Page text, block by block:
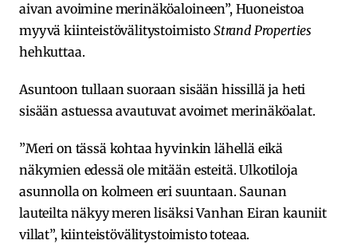
aivan avoimine merinäköaloineen”, Huoneistoa
myyvä kiinteistövälitystoimisto Strand Properties
hehkuttaa.
Asuntoon tullaan suoraan sisään hissillä ja heti
sisään astuessa avautuvat avoimet merinäköalat.
”Meri on tässä kohtaa hyvinkin lähellä eikä
näkymien edessä ole mitään esteitä. Ulkotiloja
asunnolla on kolmeen eri suuntaan. Saunan
lauteilta näkyy meren lisäksi Vanhan Eiran kauniit
villat”, kiinteistövälitystoimisto toteaa.